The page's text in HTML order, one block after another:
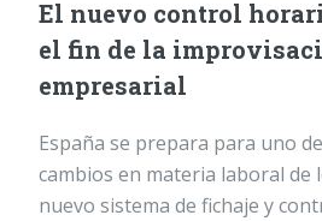
El nuevo control
el fin de la
empresarial
España se prepara para uno
cambios en materia laboral de
nuevo sistema de fichaje y